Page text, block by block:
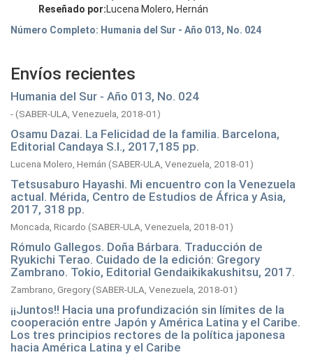
Reseñado por:Lucena Molero, Hernán
Número Completo: Humania del Sur - Año 013, No. 024
Envíos recientes
Humania del Sur - Año 013, No. 024
-(SABER-ULA, Venezuela, 2018-01)
Osamu Dazai. La Felicidad de la familia. Barcelona,
Editorial Candaya S.I., 2017,185 pp.
Lucena Molero, Hernán (SABER-ULA, Venezuela, 2018-01)
Tetsusaburo Hayashi. Mi encuentro con la Venezuela
actual. Mérida, Centro de Estudios de África y Asia,
2017, 318 pp.
Moncada, Ricardo (SABER-ULA, Venezuela, 2018-01)
Rómulo Gallegos. Doña Bárbara. Traducción de
Ryukichi Terao. Cuidado de la edición: Gregory
Zambrano. Tokio, Editorial Gendaikikakushitsu, 2017.
Zambrano, Gregory(SABER-ULA, Venezuela, 2018-01)
¡¡Juntos!! Hacia una profundización sin límites de la
cooperación entre Japón y América Latina y el Caribe.
Los tres principios rectores de la política japonesa
hacia América Latina y el Caribe